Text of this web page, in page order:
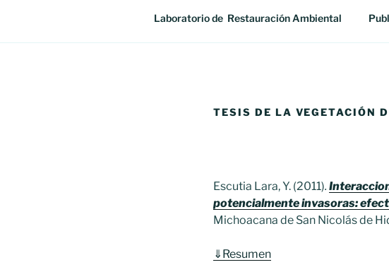
Laboratorio de Restauración Ambiental
TESIS DE LA VEGETACIÓN
Escutia Lara, Y. (2011).
potencialmente invasoras:
Michoacana de San Nicolás de
⇓ Resumen